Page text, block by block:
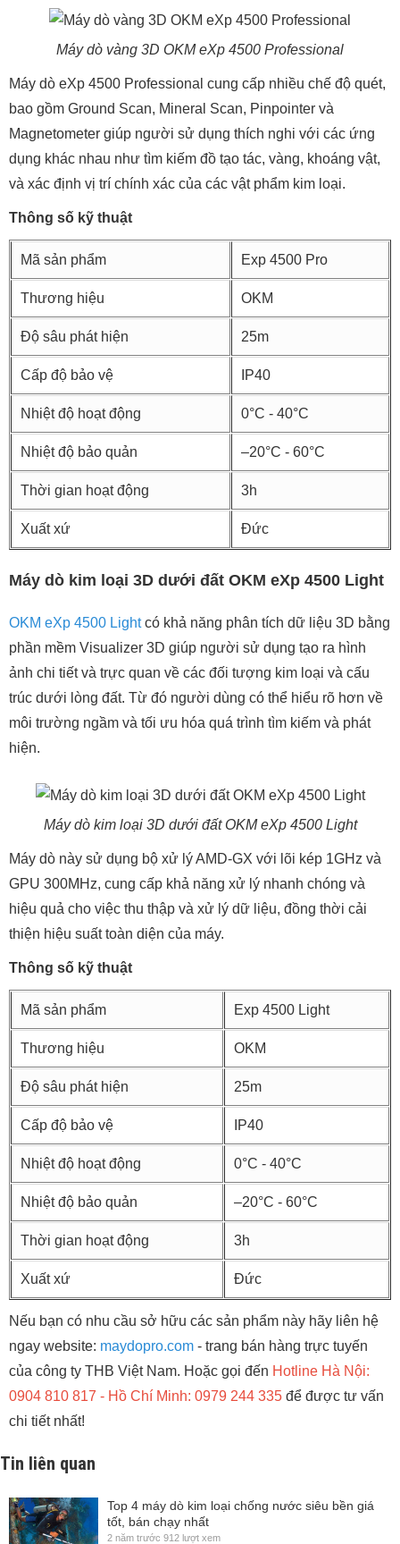
Máy dò vàng 3D OKM eXp 4500 Professional
Máy dò eXp 4500 Professional cung cấp nhiều chế độ quét,
bao gồm Ground Scan, Mineral Scan, Pinpointer và
Magnetometer giúp người sử dụng thích nghi với các ứng
dụng khác nhau như tìm kiếm đồ tạo tác, vàng, khoáng vật,
và xác định vị trí chính xác của các vật phẩm kim loại.
Thông số kỹ thuật
Mã sản phẩm Exp 4500 Pro
Thương hiệu OKM
Độ sâu phát hiện 25m
Cấp độ bảo vệ IP40
Nhiệt độ hoạt động 0°C - 40°C
Nhiệt độ bảo quản –20°C - 60°C
Thời gian hoạt động 3h
Xuất xứ Đức
Máy dò kim loại 3D dưới đất OKM eXp 4500 Light
OKM eXp 4500 Lightcó khả năng phân tích dữ liệu 3D bằng
phần mềm Visualizer 3D giúp người sử dụng tạo ra hình
ảnh chi tiết và trực quan về các đối tượng kim loại và cấu
trúc dưới lòng đất. Từ đó người dùng có thể hiểu rõ hơn về
môi trường ngầm và tối ưu hóa quá trình tìm kiếm và phát
hiện.
Máy dò kim loại 3D dưới đất OKM eXp 4500 Light
Máy dò này sử dụng bộ xử lý AMD-GX với lõi kép 1GHz và
GPU 300MHz, cung cấp khả năng xử lý nhanh chóng và
hiệu quả cho việc thu thập và xử lý dữ liệu, đồng thời cải
thiện hiệu suất toàn diện của máy.
Thông số kỹ thuật
Mã sản phẩm Exp 4500 Light
Thương hiệu OKM
Độ sâu phát hiện 25m
Cấp độ bảo vệ IP40
Nhiệt độ hoạt động 0°C - 40°C
Nhiệt độ bảo quản –20°C - 60°C
Thời gian hoạt động 3h
Xuất xứ Đức
Nếu bạn có nhu cầu sở hữu các sản phẩm này hãy liên hệ
ngay website: maydopro.com - trang bán hàng trực tuyến
của công ty THB Việt Nam. Hoặc gọi đến Hotline Hà Nội:
0904 810 817 - Hồ Chí Minh: 0979 244 335 để được tư vấn
chi tiết nhất!
Tin liên quan
Top 4 máy dò kim loại chống nước siêu bền giá
tốt, bán chạy nhất
2 năm trước 912 lượt xem